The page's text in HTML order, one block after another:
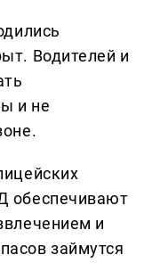
Водителей и
и не
обеспечивают
и
займутся